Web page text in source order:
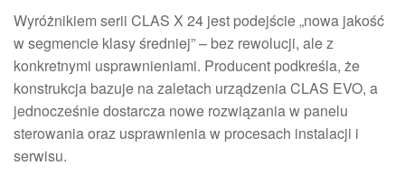
Wyróżnikiem serii CLAS X 24 jest podejście „nowa jakość
w segmencie klasy średniej” – bez rewolucji, ale z
konkretnymi usprawnieniami. Producent podkreśla, że
konstrukcja bazuje na zaletach urządzenia CLAS EVO, a
jednocześnie dostarcza nowe rozwiązania w panelu
sterowania oraz usprawnienia w procesach instalacji i
serwisu.